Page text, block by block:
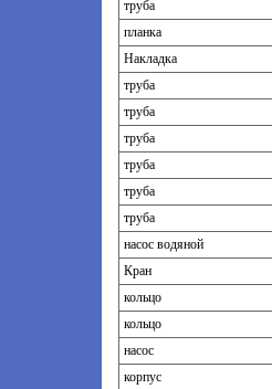
труба
планка
Накладка
труба
труба
труба
труба
труба
труба
насос водяной
Кран
кольцо
кольцо
насос
корпус